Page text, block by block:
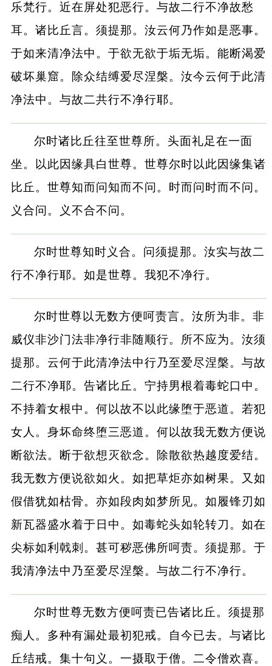
乐梵行。近在屏处犯恶行。与故二行不净故愁
耳。诸比丘言。须提那。汝云何乃作如是恶事。
于如来清净法中。于欲无欲于垢无垢。能断渴爱
破坏巢窟。除众结缚爱尽涅槃。汝今云何于此清
净法中。与故二共行不净行耶。
尔时诸比丘往至世尊所。头面礼足在一面
坐。以此因缘具白世尊。世尊尔时以此因缘集诸
比丘。世尊知而问知而不问。时而问时而不问。
义合问。义不合不问。
尔时世尊知时义合。问须提那。汝实与故二
行不净行耶。如是世尊。我犯不净行。
尔时世尊以无数方便呵责言。汝所为非。非
威仪非沙门法非净行非随顺行。所不应为。汝须
提那。云何于此清净法中行乃至爱尽涅槃。与故
二行不净耶。告诸比丘。宁持男根着毒蛇口中。
不持着女根中。何以故不以此缘堕于恶道。若犯
女人。身坏命终堕三恶道。何以故我无数方便说
断欲法。断于欲想灭欲念。除散欲热越度爱结。
我无数方便说欲如火。如把草炬亦如树果。又如
假借犹如枯骨。亦如段肉如梦所见。如履锋刃如
新瓦器盛水着于日中。如毒蛇头如轮转刀。如在
尖标如利戟刺。甚可秽恶佛所呵责。须提那。于
我清净法中乃至爱尽涅槃。与故二行不净行。
尔时世尊无数方便呵责已告诸比丘。须提那
痴人。多种有漏处最初犯戒。自今已去。与诸比
丘结戒。集十句义。一摄取于僧。二令僧欢喜。